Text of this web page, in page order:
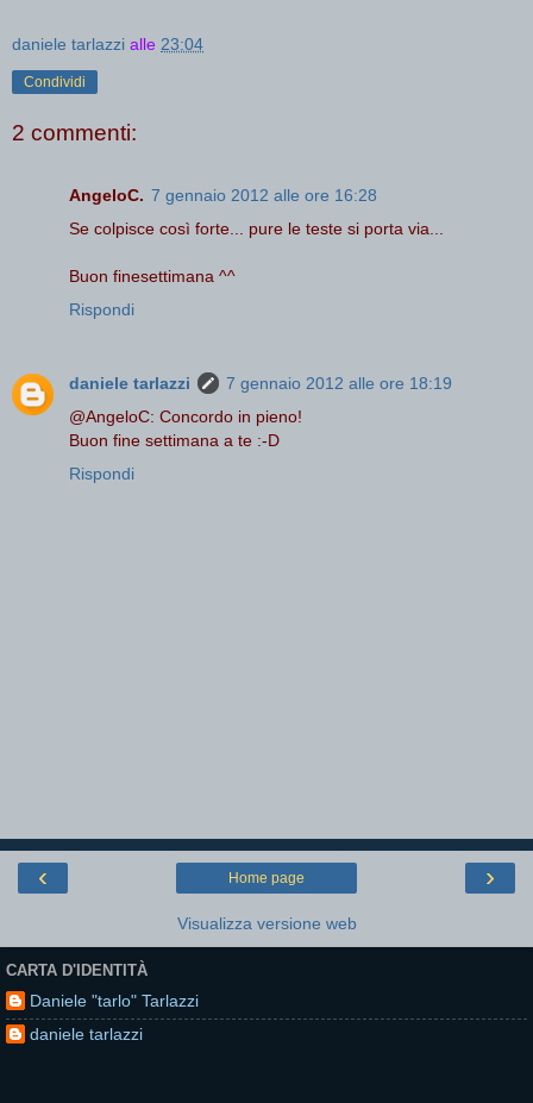
daniele tarlazzi alle 23:04
Condividi
2 commenti:
AngeloC. 7 gennaio 2012 alle ore 16:28
Se colpisce così forte... pure le teste si porta via...
Buon finesettimana ^^
Rispondi
daniele tarlazzi
7 gennaio 2012 alle ore 18:19
@AngeloC: Concordo in pieno!
Buon fine settimana a te :-D
Rispondi
‹ ›
Home page
Visualizza versione web
CARTA D'IDENTITÀ
Daniele "tarlo" Tarlazzi
daniele tarlazzi